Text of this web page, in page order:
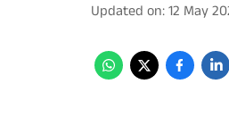
Updated on:12 May